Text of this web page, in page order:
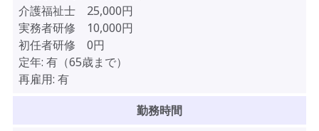
介護福祉士 25,000円
実務者研修 10,000円
初任者研修 0円
定年: 有（65歳まで）
再雇用: 有
勤務時間